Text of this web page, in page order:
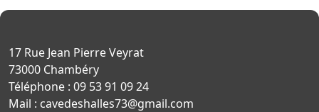
17 Rue Jean Pierre Veyrat
73000 Chambéry
Téléphone : 09 53 91 09 24
Mail : cavedeshalles73@gmail.com